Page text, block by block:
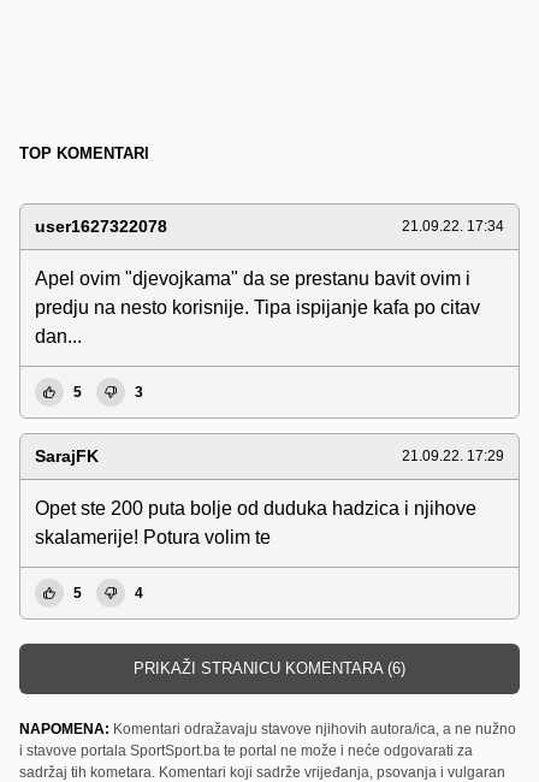
TOP KOMENTARI
user1627322078 21.09.22. 17:34
Apel ovim "djevojkama" da se prestanu bavit ovim i
predju na nesto korisnije. Tipa ispijanje kafa po citav
dan...
5 3
SarajFK 21.09.22. 17:29
Opet ste 200 puta bolje od duduka hadzica i njihove
skalamerije! Potura volim te
5 4
PRIKAŽI STRANICU KOMENTARA (6)
NAPOMENA: Komentari odražavaju stavove njihovih autora/ica, a ne nužno
i stavove portala SportSport.ba te portal ne može i neće odgovarati za
sadržaj tih kometara. Komentari koji sadrže vrijeđanja, psovanja i vulgaran